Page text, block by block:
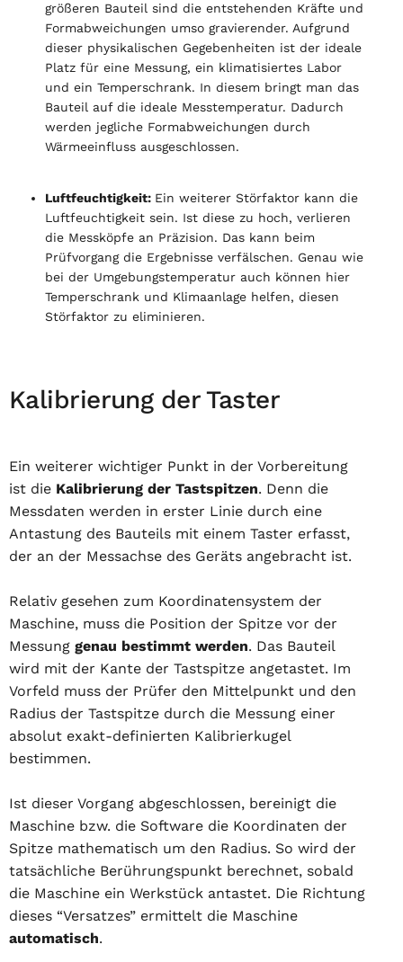
größeren Bauteil sind die entstehenden Kräfte und
Formabweichungen umso gravierender. Aufgrund
dieser physikalischen Gegebenheiten ist der ideale
Platz für eine Messung, ein klimatisiertes Labor
und ein Temperschrank. In diesem bringt man das
Bauteil auf die ideale Messtemperatur. Dadurch
werden jegliche Formabweichungen durch
Wärmeeinfluss ausgeschlossen.
Luftfeuchtigkeit: Ein weiterer Störfaktor kann die
Luftfeuchtigkeit sein. Ist diese zu hoch, verlieren
die Messköpfe an Präzision. Das kann beim
Prüfvorgang die Ergebnisse verfälschen. Genau wie
bei der Umgebungstemperatur auch können hier
Temperschrank und Klimaanlage helfen, diesen
Störfaktor zu eliminieren.
Kalibrierung der Taster
Ein weiterer wichtiger Punkt in der Vorbereitung
ist die Kalibrierung der Tastspitzen. Denn die
Messdaten werden in erster Linie durch eine
Antastung des Bauteils mit einem Taster erfasst,
der an der Messachse des Geräts angebracht ist.
Relativ gesehen zum Koordinatensystem der
Maschine, muss die Position der Spitze vor der
Messung genau bestimmt werden. Das Bauteil
wird mit der Kante der Tastspitze angetastet. Im
Vorfeld muss der Prüfer den Mittelpunkt und den
Radius der Tastspitze durch die Messung einer
absolut exakt-definierten Kalibrierkugel
bestimmen.
Ist dieser Vorgang abgeschlossen, bereinigt die
Maschine bzw. die Software die Koordinaten der
Spitze mathematisch um den Radius. So wird der
tatsächliche Berührungspunkt berechnet, sobald
die Maschine ein Werkstück antastet. Die Richtung
dieses “Versatzes” ermittelt die Maschine
automatisch.